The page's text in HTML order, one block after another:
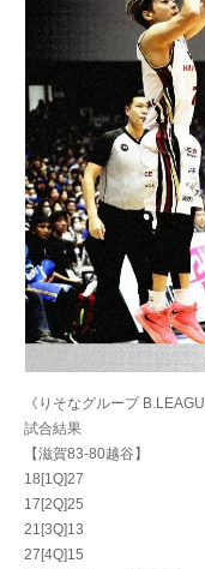
《りそなグループ
試合結果
【滋賀83-80越谷】
18[1Q]27
17[2Q]25
21[3Q]13
27[4Q]15